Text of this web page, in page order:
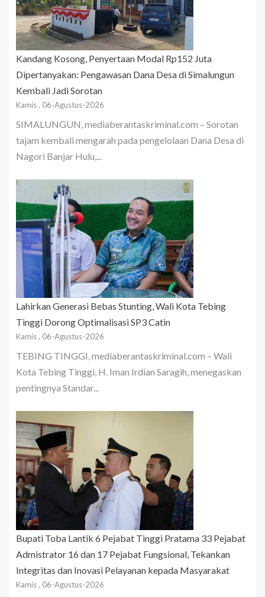
Kandang Kosong, Penyertaan Modal Rp152 Juta
Dipertanyakan: Pengawasan Dana Desa di Simalungun
Kembali Jadi Sorotan
Kamis , 06-Agustus-2026
SIMALUNGUN, mediaberantaskriminal.com – Sorotan
tajam kembali mengarah pada pengelolaan Dana Desa di
Nagori Banjar Hulu,...
Lahirkan Generasi Bebas Stunting, Wali Kota Tebing
Tinggi Dorong Optimalisasi SP3 Catin
Kamis , 06-Agustus-2026
TEBING TINGGI, mediaberantaskriminal.com – Wali
Kota Tebing Tinggi, H. Iman Irdian Saragih, menegaskan
pentingnya Standar...
Bupati Toba Lantik 6 Pejabat Tinggi Pratama 33 Pejabat
Admistrator 16 dan 17 Pejabat Fungsional, Tekankan
Integritas dan Inovasi Pelayanan kepada Masyarakat
Kamis , 06-Agustus-2026